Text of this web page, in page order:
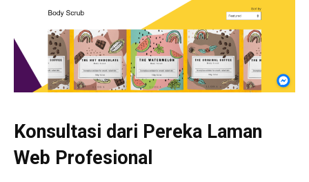
Konsultasi dari Pereka Laman
Web Profesional